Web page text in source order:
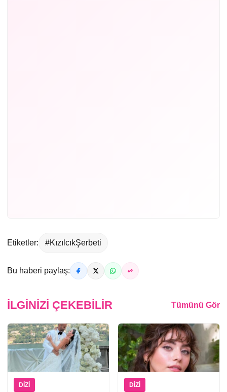
Etiketler: #KızılcıkŞerbeti
Bu haberi paylaş:
İLGINIZI ÇEKEBILIR Tümünü Gör
DIZI DIZI